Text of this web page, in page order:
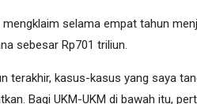
mengklaim selama empat tahun
sebesar Rp701 triliun.
terakhir, kasus-kasus yang saya
Bagi UKM-UKM di bawah itu,